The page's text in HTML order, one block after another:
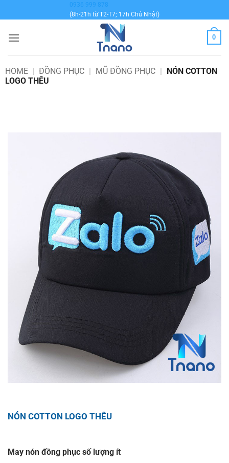
qua
dung
0936 999 878
(8h-21h từ T2-T7; 17h Chủ Nhật)
0
HOME | ĐỒNG PHỤC | MŨ ĐỒNG PHỤC | NÓN COTTON
LOGO THÊU
NÓN COTTON LOGO THÊU
May nón đồng phục số lượng ít